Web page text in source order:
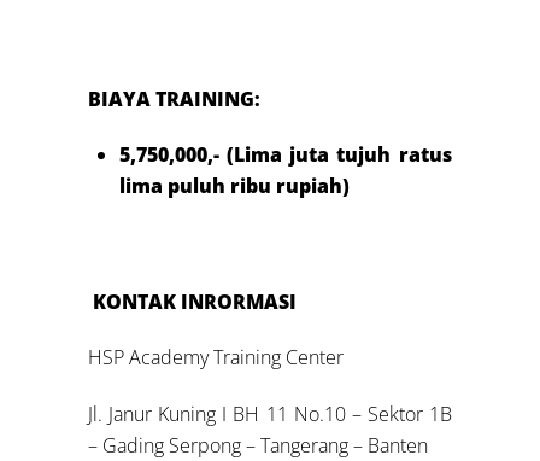
BIAYA TRAINING:
5,750,000,- (Lima juta tujuh ratus
lima puluh ribu rupiah)
KONTAK INRORMASI
HSP Academy Training Center
Jl. Janur Kuning I BH 11 No.10 – Sektor 1B
– Gading Serpong – Tangerang – Banten